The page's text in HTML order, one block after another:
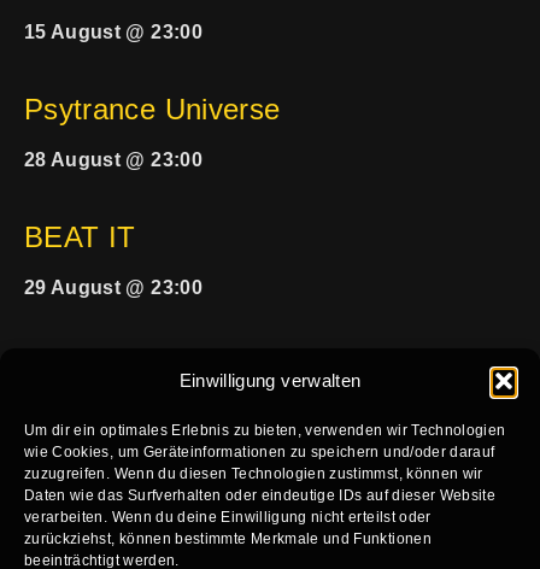
Einwilligung verwalten
Um dir ein optimales Erlebnis zu bieten, verwenden wir Technologien
wie Cookies, um Geräteinformationen zu speichern und/oder darauf
zuzugreifen. Wenn du diesen Technologien zustimmst, können wir
Daten wie das Surfverhalten oder eindeutige IDs auf dieser Website
verarbeiten. Wenn du deine Einwilligung nicht erteilst oder
zurückziehst, können bestimmte Merkmale und Funktionen
beeinträchtigt werden.
15 August @ 23:00
Psytrance Universe
28 August @ 23:00
BEAT IT
29 August @ 23:00
HOME KALENDER VERFÜGBARKEIT KONZERTE
VERFÜGBARKEIT PARTY TECHNIK KONTAKT